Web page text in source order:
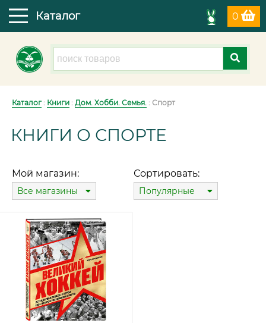
0
Каталог
Каталог: Книги : Дом. Хобби. Семья. : Спорт
КНИГИ О СПОРТЕ
Мой магазин:
Все магазины
Сортировать:
Популярные